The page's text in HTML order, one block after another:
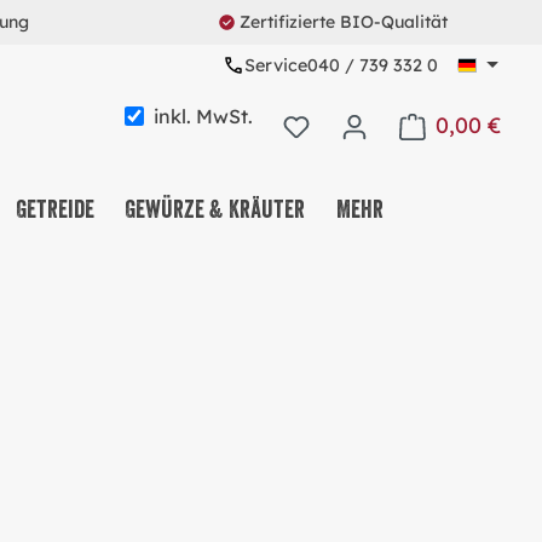
Zertifizierte BIO-Qualität
Service040 / 739 332 0
inkl. MwSt. 0,00 €
Warenkorb
Getreide Gewürze & Kräuter Mehr